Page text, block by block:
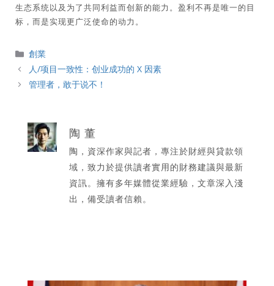
生态系统以及为了共同利益而创新的能力。盈利不再是唯一的目
标，而是实现更广泛使命的动力。
分
類
創業
人/项目一致性：创业成功的 X 因素
管理者，敢于说不！
陶 董
陶，資深作家與記者，專注於財經與貸款領
域，致力於提供讀者實用的財務建議與最新
資訊。擁有多年媒體從業經驗，文章深入淺
出，備受讀者信賴。